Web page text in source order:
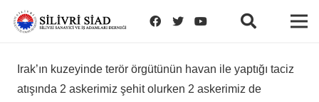
Irak’ın kuzeyinde terör örgütünün havan ile yaptığı taciz
atışında 2 askerimiz şehit olurken 2 askerimiz de